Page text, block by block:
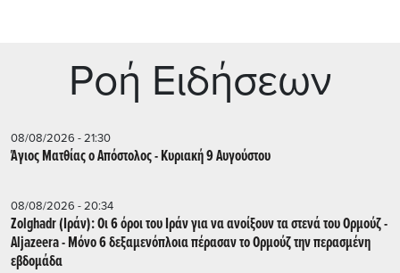
Ρoή Ειδήσεων
08/08/2026 - 21:30
Άγιος Ματθίας ο Απόστολος - Κυριακή 9 Αυγούστου
08/08/2026 - 20:34
Zolghadr (Ιράν): Οι 6 όροι του Ιράν για να ανοίξουν τα στενά του Ορμούζ -
Aljazeera - Mόνο 6 δεξαμενόπλοια πέρασαν το Ορμούζ την περασμένη
εβδομάδα